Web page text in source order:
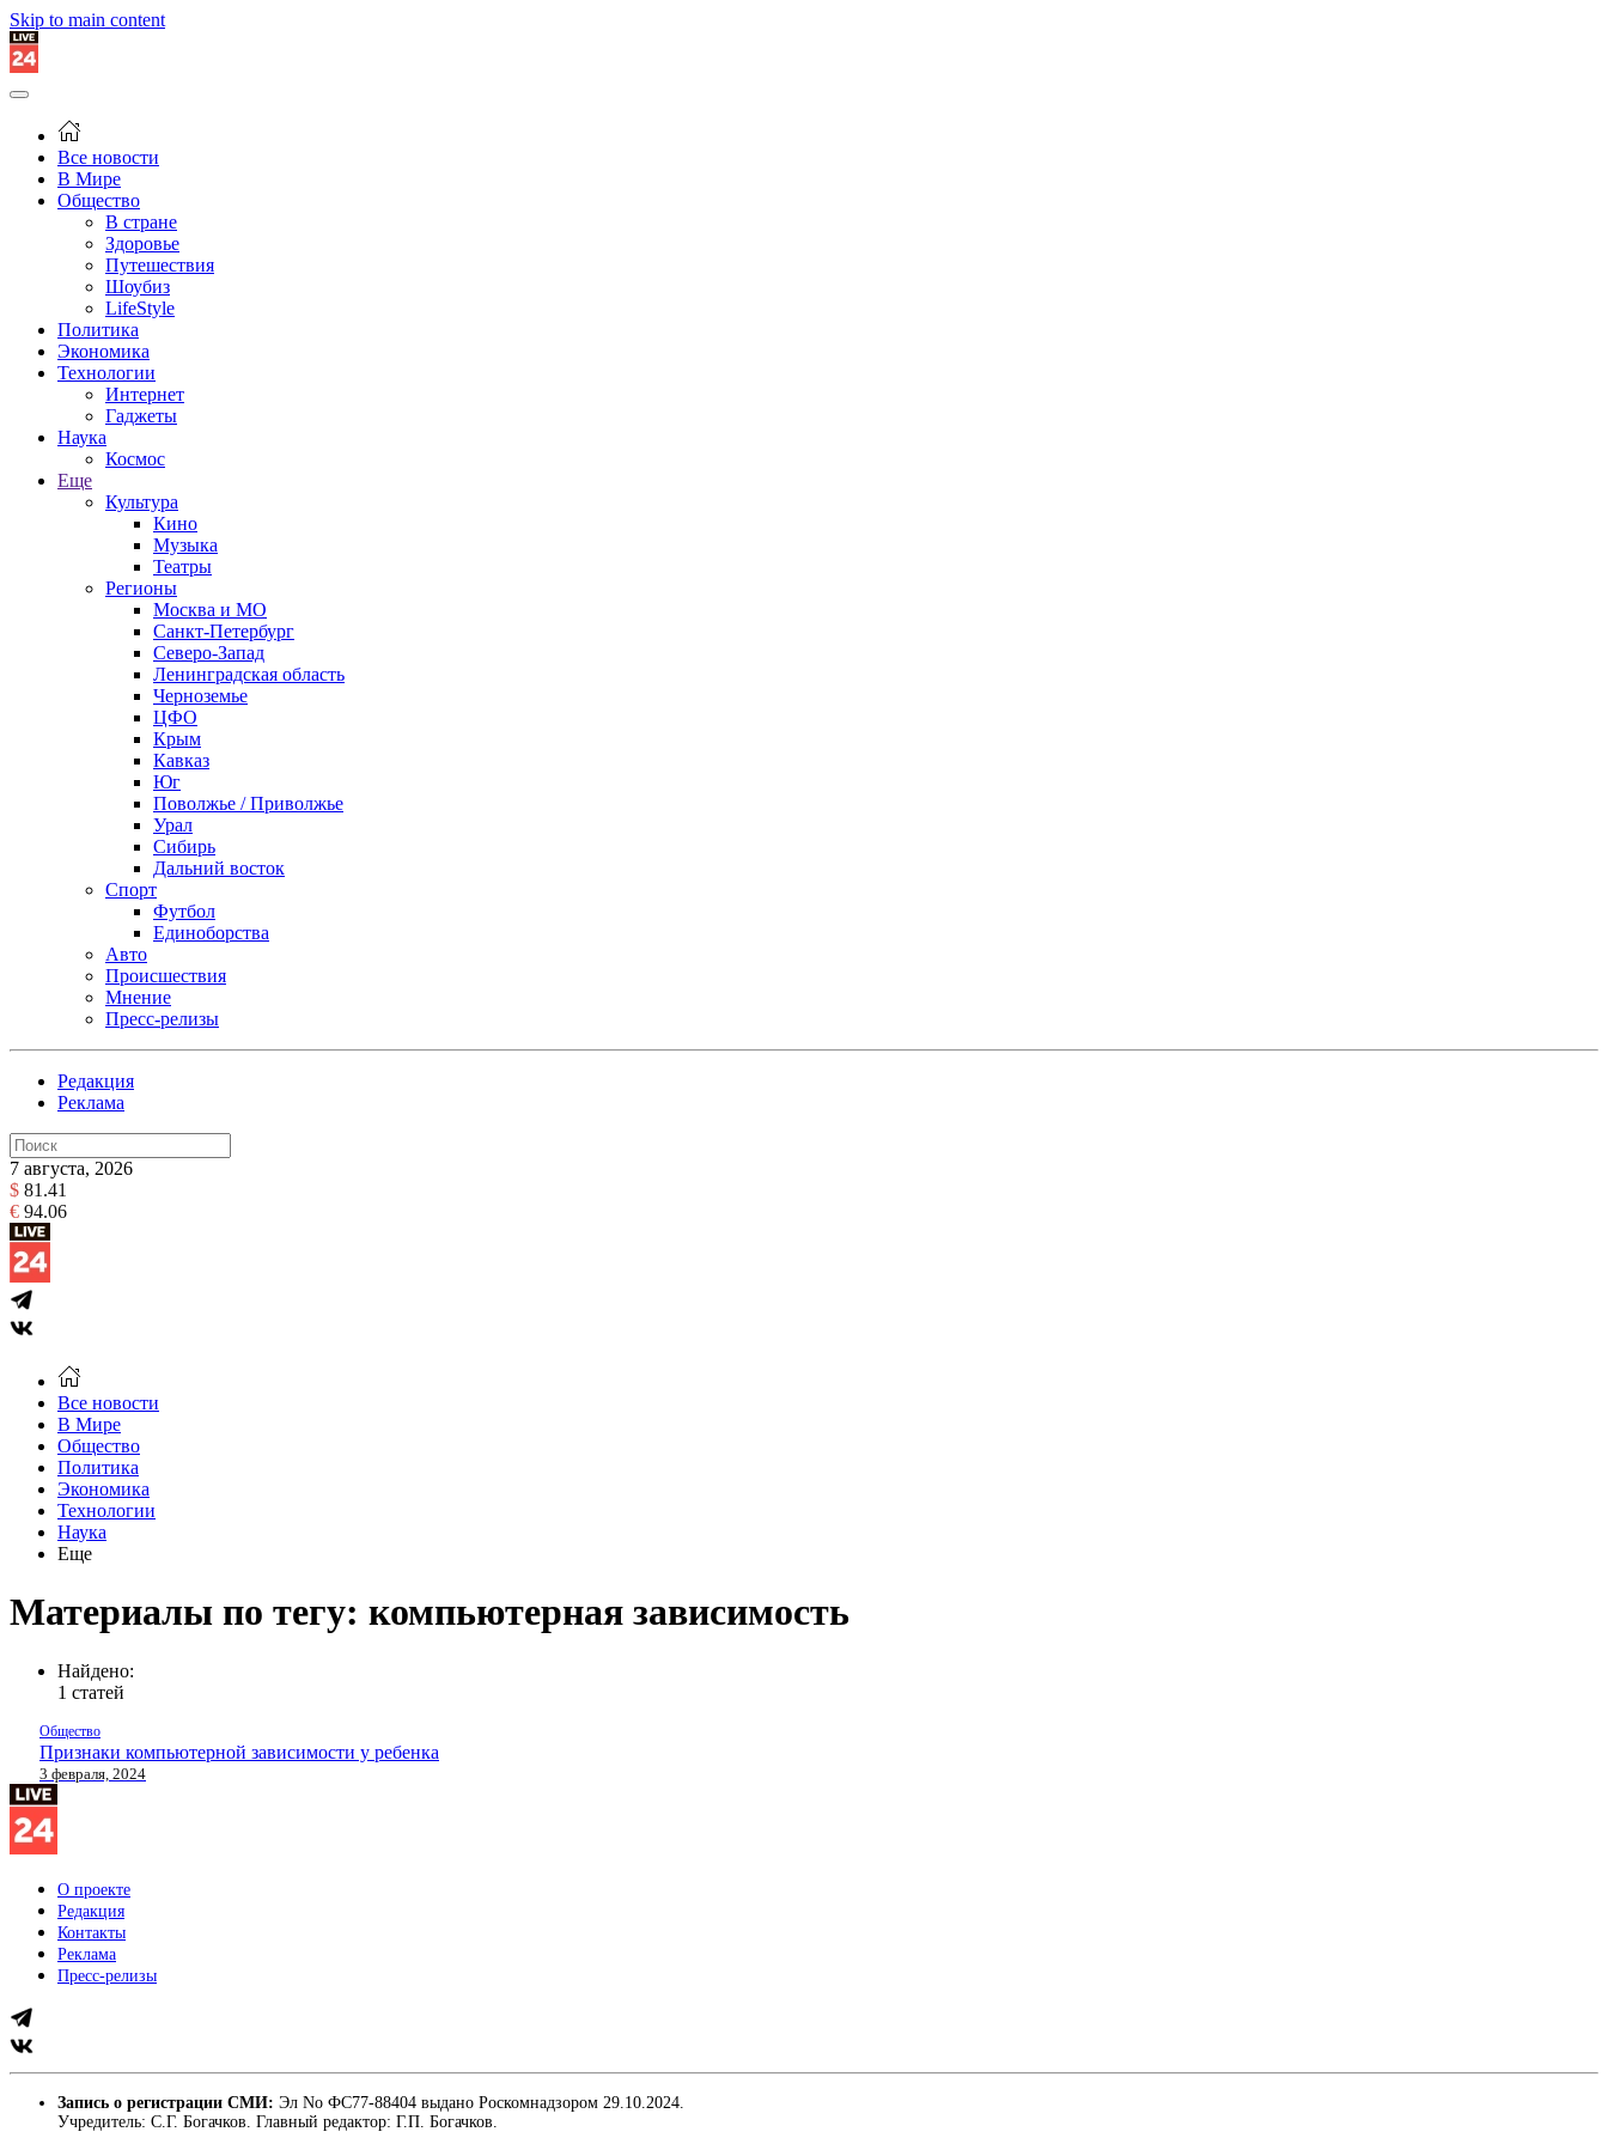
Skip to main content
Все новости
В Мире
Общество
В стране
Здоровье
Путешествия
Шоубиз
LifeStyle
Политика
Экономика
Технологии
Интернет
Гаджеты
Наука
Космос
Еще
Культура
Кино
Музыка
Театры
Регионы
Москва и МО
Санкт-Петербург
Северо-Запад
Ленинградская область
Черноземье
ЦФО
Крым
Кавказ
Юг
Поволжье / Приволжье
Урал
Сибирь
Дальний восток
Спорт
Футбол
Единоборства
Авто
Происшествия
Мнение
Пресс-релизы
Редакция
Реклама
7 августа, 2026
$ 81.41
€ 94.06
Все новости
В Мире
Общество
Политика
Экономика
Технологии
Наука
Еще
Материалы по тегу: компьютерная зависимость
Найдено:
1 статей
Общество
Признаки компьютерной зависимости у ребенка
3 февраля, 2024
О проекте
Редакция
Контакты
Реклама
Пресс-релизы
Запись о регистрации СМИ: Эл No ФС77-88404 выдано Роскомнадзором 29.10.2024.
Учредитель: С.Г. Богачков. Главный редактор: Г.П. Богачков.